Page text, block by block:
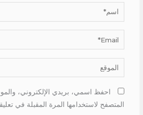
اسم*
Email*
الموقع
احفظ اسمي، بريدي الإلكتروني،
المتصفح لاستخدامها المرة المقبلة في